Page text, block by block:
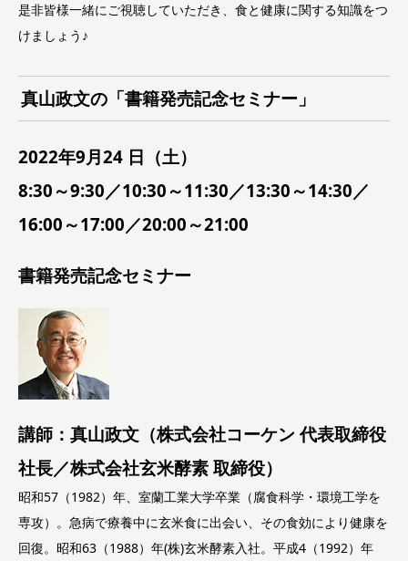
是非皆様一緒にご視聴していただき、食と健康に関する知識をつ
けましょう♪
真山政文の「書籍発売記念セミナー 」
2022年9月24 日（土）
8:30～9:30／10:30～11:30／13:30～14:30／
16:00～17:00／20:00～21:00
書籍発売記念セミナー
講師：真山政文（株式会社コーケン 代表取締役
社長／株式会社玄米酵素 取締役）
昭和57（1982）年、室蘭工業大学卒業（腐食科学・環境工学を
専攻）。急病で療養中に玄米食に出会い、その食効により健康を
回復。昭和63（1988）年(株)玄米酵素入社。平成4（1992）年